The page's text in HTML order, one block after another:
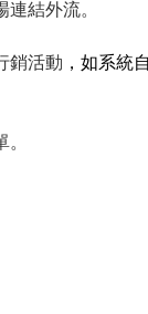
結外流。
銷活動 ，如系統